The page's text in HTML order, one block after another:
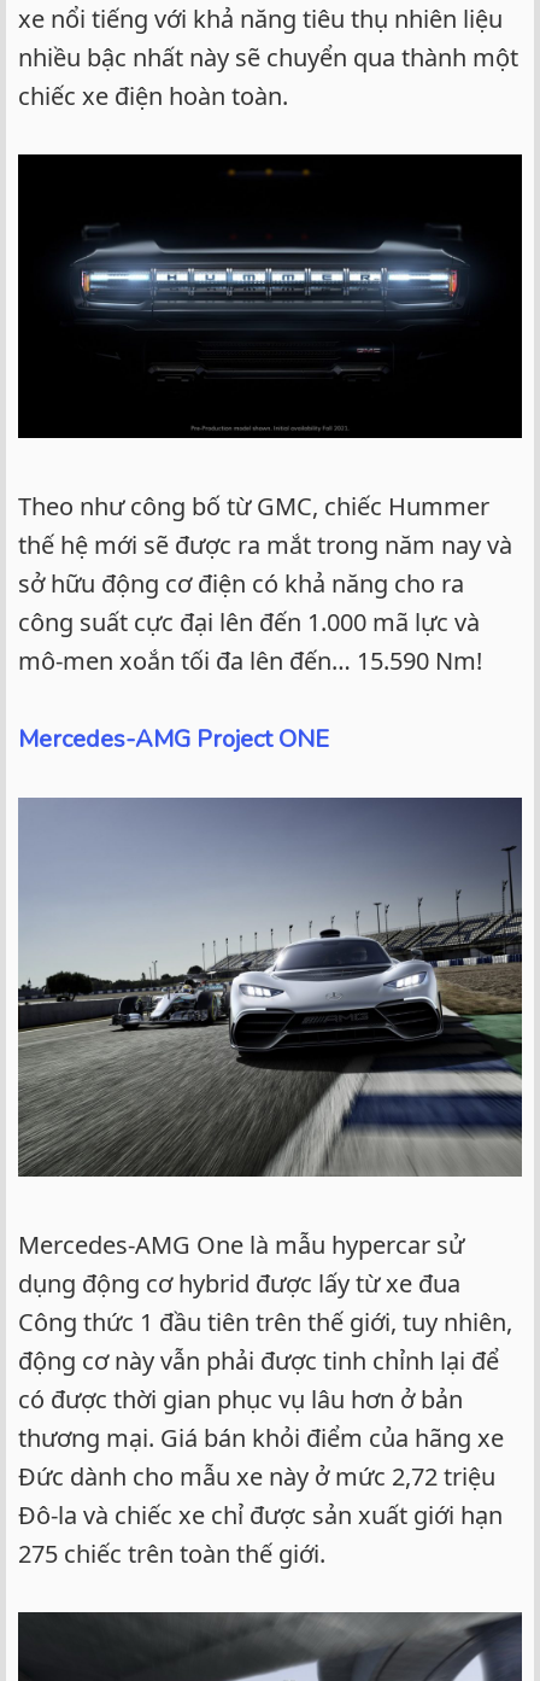
xe nổi tiếng với khả năng tiêu thụ nhiên liệu
nhiều bậc nhất này sẽ chuyển qua thành một
chiếc xe điện hoàn toàn.
Theo như công bố từ GMC, chiếc Hummer
thế hệ mới sẽ được ra mắt trong năm nay và
sở hữu động cơ điện có khả năng cho ra
công suất cực đại lên đến 1.000 mã lực và
mô-men xoắn tối đa lên đến… 15.590 Nm!
Mercedes-AMG Project ONE
Mercedes-AMG One là mẫu hypercar sử
dụng động cơ hybrid được lấy từ xe đua
Công thức 1 đầu tiên trên thế giới, tuy nhiên,
động cơ này vẫn phải được tinh chỉnh lại để
có được thời gian phục vụ lâu hơn ở bản
thương mại. Giá bán khỏi điểm của hãng xe
Đức dành cho mẫu xe này ở mức 2,72 triệu
Đô-la và chiếc xe chỉ được sản xuất giới hạn
275 chiếc trên toàn thế giới.